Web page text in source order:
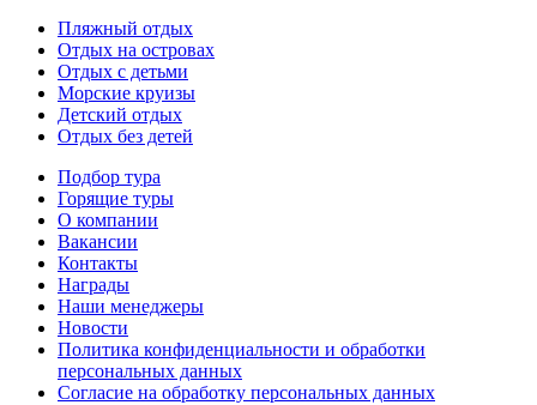
Пляжный отдых
Отдых на островах
Отдых с детьми
Морские круизы
Детский отдых
Отдых без детей
Подбор тура
Горящие туры
О компании
Вакансии
Контакты
Награды
Наши менеджеры
Новости
Политика конфиденциальности и обработки
персональных данных
Согласие на обработку персональных данных